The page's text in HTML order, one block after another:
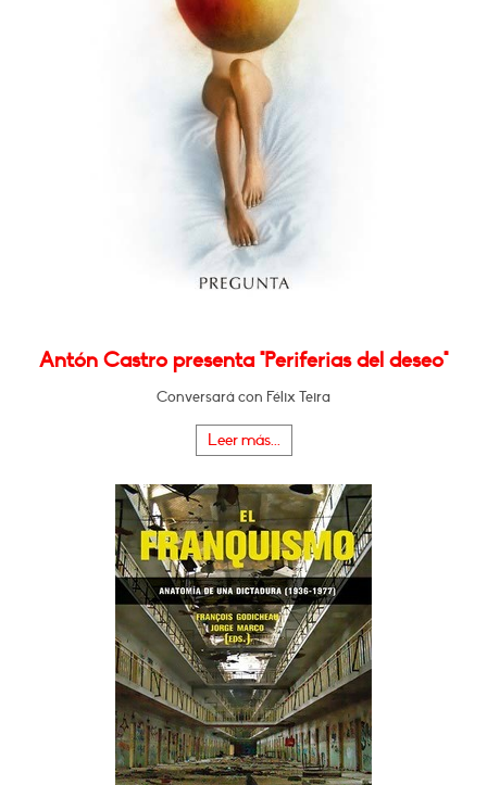
Antón Castro presenta "Periferias del deseo"
Conversará con Félix Teira
Leer más...